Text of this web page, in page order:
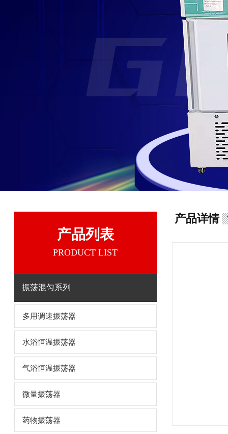
产品列表
PRODUCT LIST
振荡混匀系列
多用调速振荡器
水浴恒温振荡器
气浴恒温振荡器
微量振荡器
药物振荡器
产品详情